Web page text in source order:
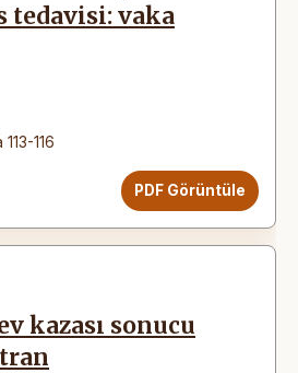
tedavisi: vaka
116
PDF Görüntüle
kazası sonucu